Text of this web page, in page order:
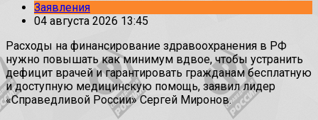
Заявления
04 августа 2026 13:45
Расходы на финансирование здравоохранения в РФ
нужно повышать как минимум вдвое, чтобы устранить
дефицит врачей и гарантировать гражданам бесплатную
и доступную медицинскую помощь, заявил лидер
«Справедливой России» Сергей Миронов.